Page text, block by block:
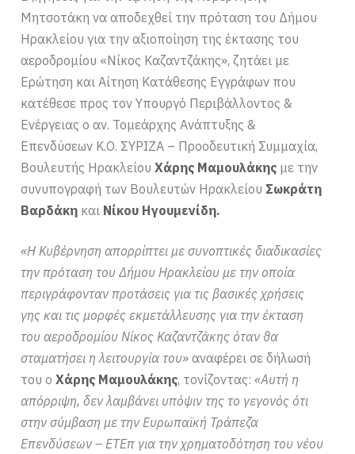
Μητσοτάκη να αποδεχθεί την πρόταση του Δήμου
Ηρακλείου για την αξιοποίηση της έκτασης του
αεροδρομίου «Νίκος Καζαντζάκης», ζητάει με
Ερώτηση και Αίτηση Κατάθεσης Εγγράφων που
κατέθεσε προς τον Υπουργό Περιβάλλοντος &
Ενέργειας ο αν. Τομεάρχης Ανάπτυξης &
Επενδύσεων Κ.Ο. ΣΥΡΙΖΑ – Προοδευτική Συμμαχία,
Βουλευτής ΗρακλείουΧάρης Μαμουλάκης με την
συνυπογραφή των Βουλευτών Ηρακλείου Σωκράτη
Βαρδάκη και Νίκου Ηγουμενίδη.
«Η Κυβέρνηση απορρίπτει με συνοπτικές διαδικασίες
την πρόταση του Δήμου Ηρακλείου με την οποία
περιγράφονταν προτάσεις για τις βασικές χρήσεις
γης και τις μορφές εκμετάλλευσης για την έκταση
του αεροδρομίου Νίκος Καζαντζάκης όταν θα
σταματήσει η λειτουργία του» αναφέρει σε δήλωσή
του οΧάρης Μαμουλάκης, τονίζοντας:«Αυτή η
απόρριψη, δεν λαμβάνει υπόψιν της το γεγονός ότι
στην σύμβαση με την Ευρωπαϊκή Τράπεζα
Επενδύσεων – ΕΤΕπ για την χρηματοδότηση του νέου